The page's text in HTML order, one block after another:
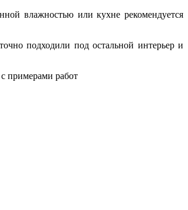
влажностью или кухне рекомендуется
подходили под остальной интерьер и
примерами работ